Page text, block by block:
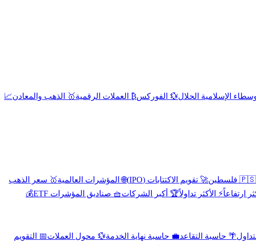
الإسلامية الحلال💱 الفوركس₿ العملات الرقمية🥇 الذهب والمعادن📈
🇵🇸 فلسطين 🚀 تقويم الاكتتابات (IPO) 🌐 المؤشرات العالمية🥇 سعر الذهب
ارتفاعاً⚡ الأكثر تداولاً🏆 أكبر الشركات🧺 صناديق المؤشرات ETF
💰
🌴 حاسبة التقاعد💼 حاسبة نهاية الخدمة💱 محول العملات📅 التقويم